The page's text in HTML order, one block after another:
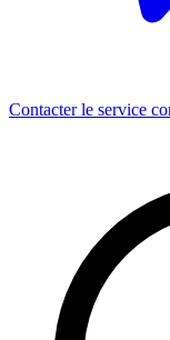
Contacter le service